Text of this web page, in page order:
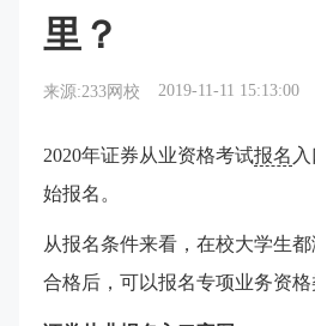
里？
来源:233网校 2019-11-11 15:13:00
2020年证券从业资格考试报名
始报名。
从报名条件来看，在校大学生
合格后，可以报名专项业务资格